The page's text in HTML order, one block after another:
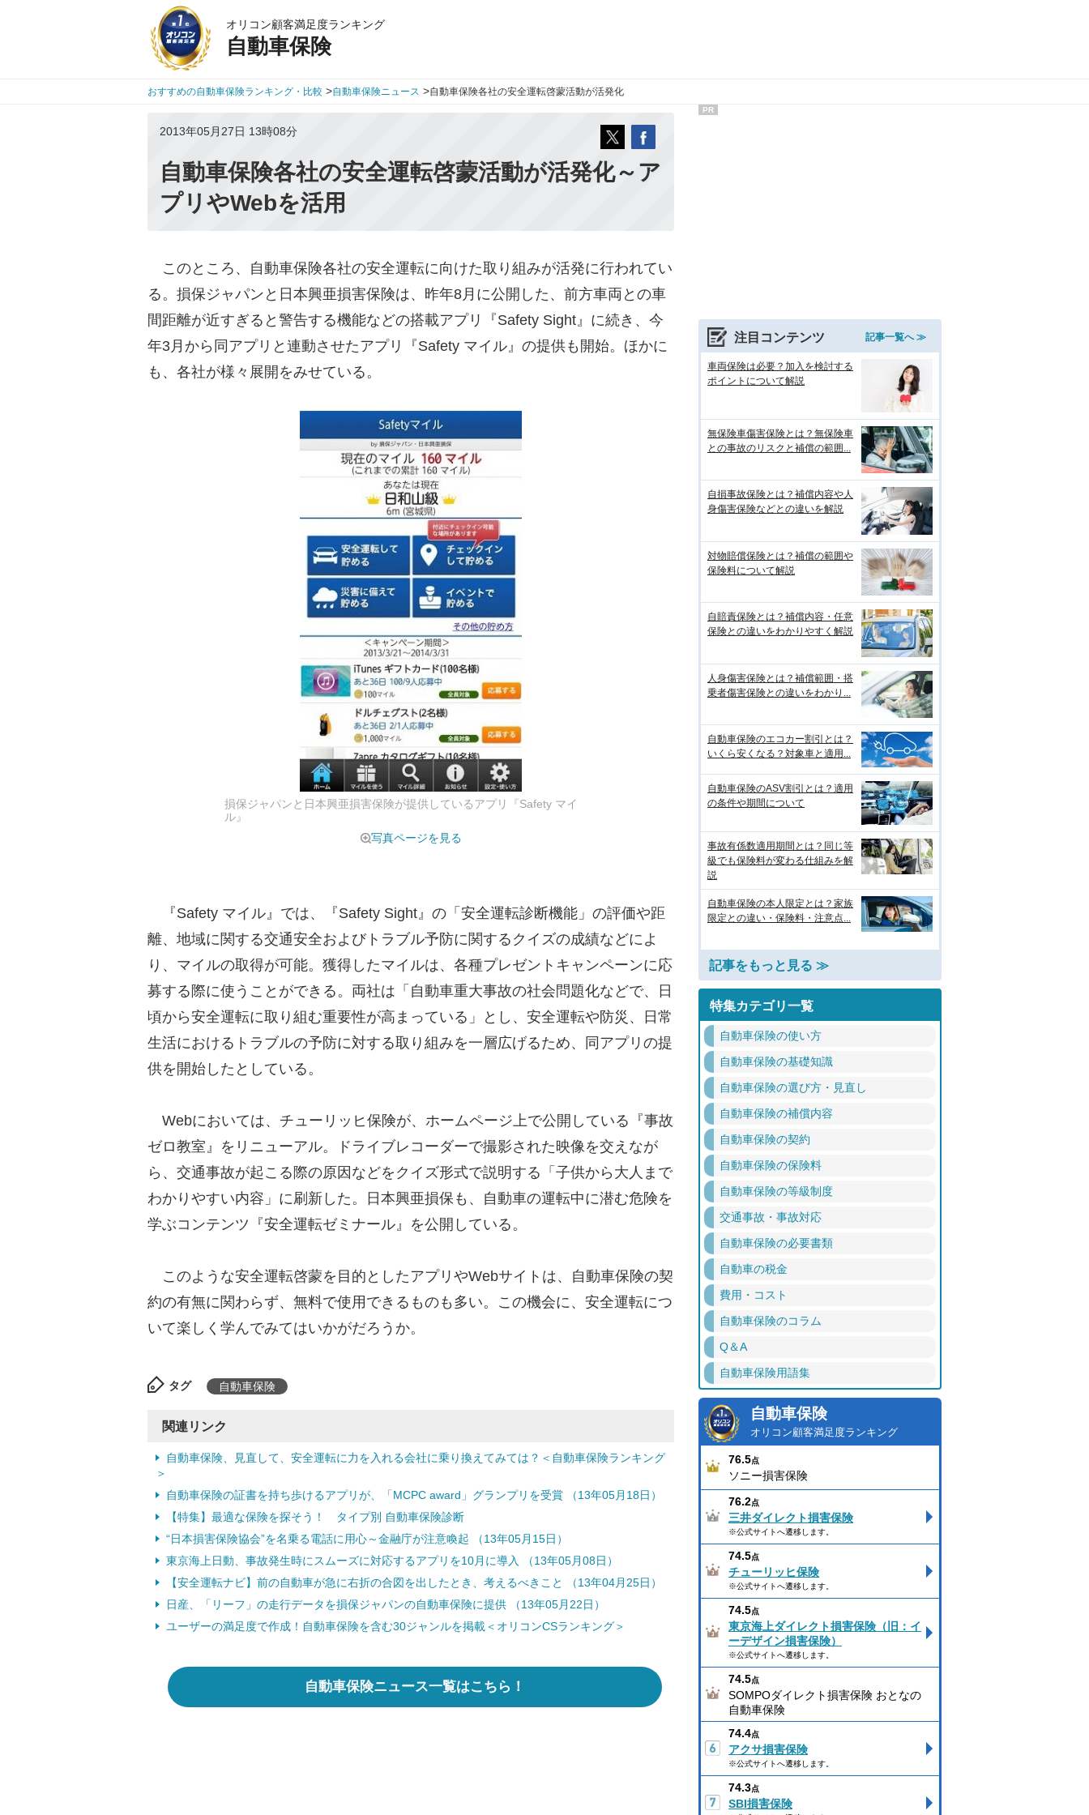
オリコン顧客満足度ランキング
自動車保険
おすすめの自動車保険ランキング・比較 >自動車保険ニュース >自動車保険各社の安全運転啓蒙活動が活発化
2013年05月27日 13時08分
自動車保険各社の安全運転啓蒙活動が活発化～ア
プリやWebを活用
このところ、自動車保険各社の安全運転に向けた取り組みが活発に行われてい
る。損保ジャパンと日本興亜損害保険は、昨年8月に公開した、前方車両との車
間距離が近すぎると警告する機能などの搭載アプリ『Safety Sight』に続き、今
年3月から同アプリと連動させたアプリ『Safety マイル』の提供も開始。ほかに
も、各社が様々展開をみせている。
損保ジャパンと日本興亜損害保険が提供しているアプリ『Safety マイ
ル』
写真ページを見る
『Safety マイル』では、『Safety Sight』の「安全運転診断機能」の評価や距
離、地域に関する交通安全およびトラブル予防に関するクイズの成績などによ
り、マイルの取得が可能。獲得したマイルは、各種プレゼントキャンペーンに応
募する際に使うことができる。両社は「自動車重大事故の社会問題化などで、日
頃から安全運転に取り組む重要性が高まっている」とし、安全運転や防災、日常
生活におけるトラブルの予防に対する取り組みを一層広げるため、同アプリの提
供を開始したとしている。
Webにおいては、チューリッヒ保険が、ホームページ上で公開している『事故
ゼロ教室』をリニューアル。ドライブレコーダーで撮影された映像を交えなが
ら、交通事故が起こる際の原因などをクイズ形式で説明する「子供から大人まで
わかりやすい内容」に刷新した。日本興亜損保も、自動車の運転中に潜む危険を
学ぶコンテンツ『安全運転ゼミナール』を公開している。
このような安全運転啓蒙を目的としたアプリやWebサイトは、自動車保険の契
約の有無に関わらず、無料で使用できるものも多い。この機会に、安全運転につ
いて楽しく学んでみてはいかがだろうか。
タグ 自動車保険
関連リンク
自動車保険、見直して、安全運転に力を入れる会社に乗り換えてみては？＜自動車保険ランキング
＞
自動車保険の証書を持ち歩けるアプリが、「MCPC award」グランプリを受賞 （13年05月18日）
【特集】最適な保険を探そう！ タイプ別 自動車保険診断
“日本損害保険協会”を名乗る電話に用心～金融庁が注意喚起 （13年05月15日）
東京海上日動、事故発生時にスムーズに対応するアプリを10月に導入 （13年05月08日）
【安全運転ナビ】前の自動車が急に右折の合図を出したとき、考えるべきこと （13年04月25日）
日産、「リーフ」の走行データを損保ジャパンの自動車保険に提供 （13年05月22日）
ユーザーの満足度で作成！自動車保険を含む30ジャンルを掲載＜オリコンCSランキング＞
自動車保険ニュース一覧はこちら！
PR
注目コンテンツ 記事一覧へ ≫
車両保険は必要？加入を検討する
ポイントについて解説
無保険車傷害保険とは？無保険車
との事故のリスクと補償の範囲...
自損事故保険とは？補償内容や人
身傷害保険などとの違いを解説
対物賠償保険とは？補償の範囲や
保険料について解説
自賠責保険とは？補償内容・任意
保険との違いをわかりやすく解説
人身傷害保険とは？補償範囲・搭
乗者傷害保険との違いをわかり...
自動車保険のエコカー割引とは？
いくら安くなる？対象車と適用...
自動車保険のASV割引とは？適用
の条件や期間について
事故有係数適用期間とは？同じ等
級でも保険料が変わる仕組みを解
説
自動車保険の本人限定とは？家族
限定との違い・保険料・注意点...
記事をもっと見る ≫
特集カテゴリ一覧
自動車保険の使い方
自動車保険の基礎知識
自動車保険の選び方・見直し
自動車保険の補償内容
自動車保険の契約
自動車保険の保険料
自動車保険の等級制度
交通事故・事故対応
自動車保険の必要書類
自動車の税金
費用・コスト
自動車保険のコラム
Q＆A
自動車保険用語集
自動車保険
オリコン顧客満足度ランキング
76.5点
ソニー損害保険
76.2点
三井ダイレクト損害保険
※公式サイトへ遷移します。
74.5点
チューリッヒ保険
※公式サイトへ遷移します。
74.5点
東京海上ダイレクト損害保険（旧：イ
ーデザイン損害保険）
※公式サイトへ遷移します。
74.5点
SOMPOダイレクト損害保険 おとなの
自動車保険
74.4点
アクサ損害保険
※公式サイトへ遷移します。
74.3点
SBI損害保険